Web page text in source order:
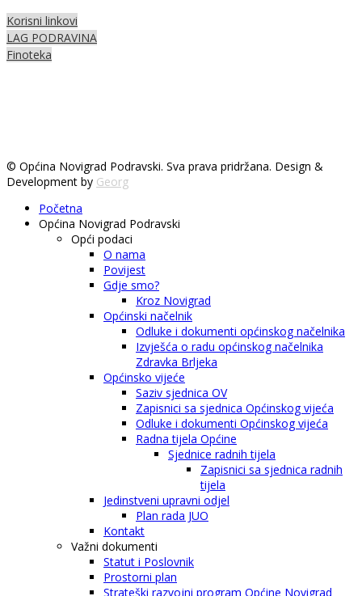
Korisni linkovi
LAG PODRAVINA
Finoteka
© Općina Novigrad Podravski. Sva prava pridržana. Design &
Development by Georg
Početna
Općina Novigrad Podravski
Opći podaci
O nama
Povijest
Gdje smo?
Kroz Novigrad
Općinski načelnik
Odluke i dokumenti općinskog načelnika
Izvješća o radu općinskog načelnika
Zdravka Brljeka
Općinsko vijeće
Saziv sjednica OV
Zapisnici sa sjednica Općinskog vijeća
Odluke i dokumenti Općinskog vijeća
Radna tijela Općine
Sjednice radnih tijela
Zapisnici sa sjednica radnih
tijela
Jedinstveni upravni odjel
Plan rada JUO
Kontakt
Važni dokumenti
Statut i Poslovnik
Prostorni plan
Strateški razvojni program Općine Novigrad